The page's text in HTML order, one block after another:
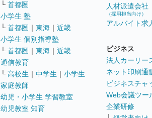
└ 首都圏
小学生 塾
└ 首都圏 ｜ 東海 ｜ 近畿
小学生 個別指導塾
└ 首都圏 ｜ 東海 ｜ 近畿
通信教育
└ 高校生 ｜ 中学生 ｜ 小学生
家庭教師
幼児・小学生 学習教室
幼児教室 知育
人材派遣会社
（採用担当向け）
アルバイト求
ビジネス
法人カーリー
ネット印刷通
ビジネスチャ
Web会議ツー
企業研修